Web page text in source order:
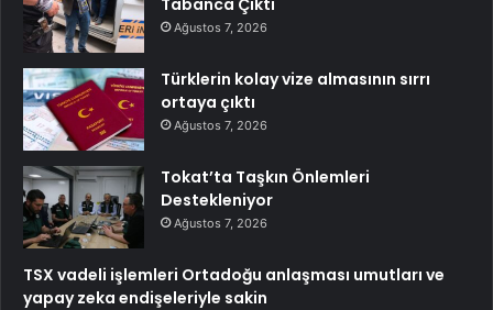
Ağustos 7, 2026
Türklerin kolay vize almasının sırrı
ortaya çıktı
Ağustos 7, 2026
Tokat’ta Taşkın Önlemleri
Destekleniyor
Ağustos 7, 2026
TSX vadeli işlemleri Ortadoğu anlaşması umutları ve
yapay zeka endişeleriyle sakin